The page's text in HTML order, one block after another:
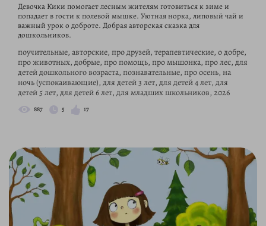
Девочка Кики помогает лесным жителям готовиться к зиме и
попадает в гости к полевой мышке. Уютная норка, липовый чай и
важный урок о доброте. Добрая авторская сказка для
дошкольников.
поучительные, авторские, про друзей, терапевтические, о добре,
про животных, добрые, про помощь, про мышонка, про лес, для
детей дошкольного возраста, познавательные, про осень, на
ночь (успокаивающие), для детей 3 лет, для детей 4 лет, для
детей 5 лет, для детей 6 лет, для младших школьников, 2026
887 5 17